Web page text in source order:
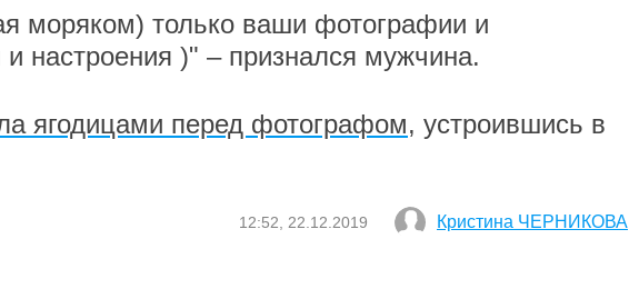
моряком) только ваши фотографии и
настроения )" – признался мужчина.
ягодицами перед фотографом, устроившись в
12:52, 22.12.2019 Кристина ЧЕРНИКОВА